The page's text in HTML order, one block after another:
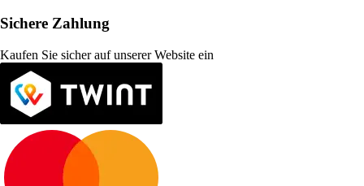
Sichere Zahlung
Kaufen Sie sicher auf unserer Website ein